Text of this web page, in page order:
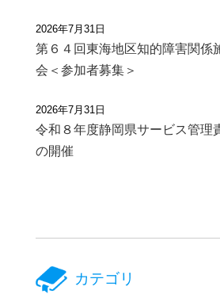
2026年7月31日
第６４回東海地区知的障害関係
会＜参加者募集＞
2026年7月31日
令和８年度静岡県サービス管理
の開催
カテゴリ